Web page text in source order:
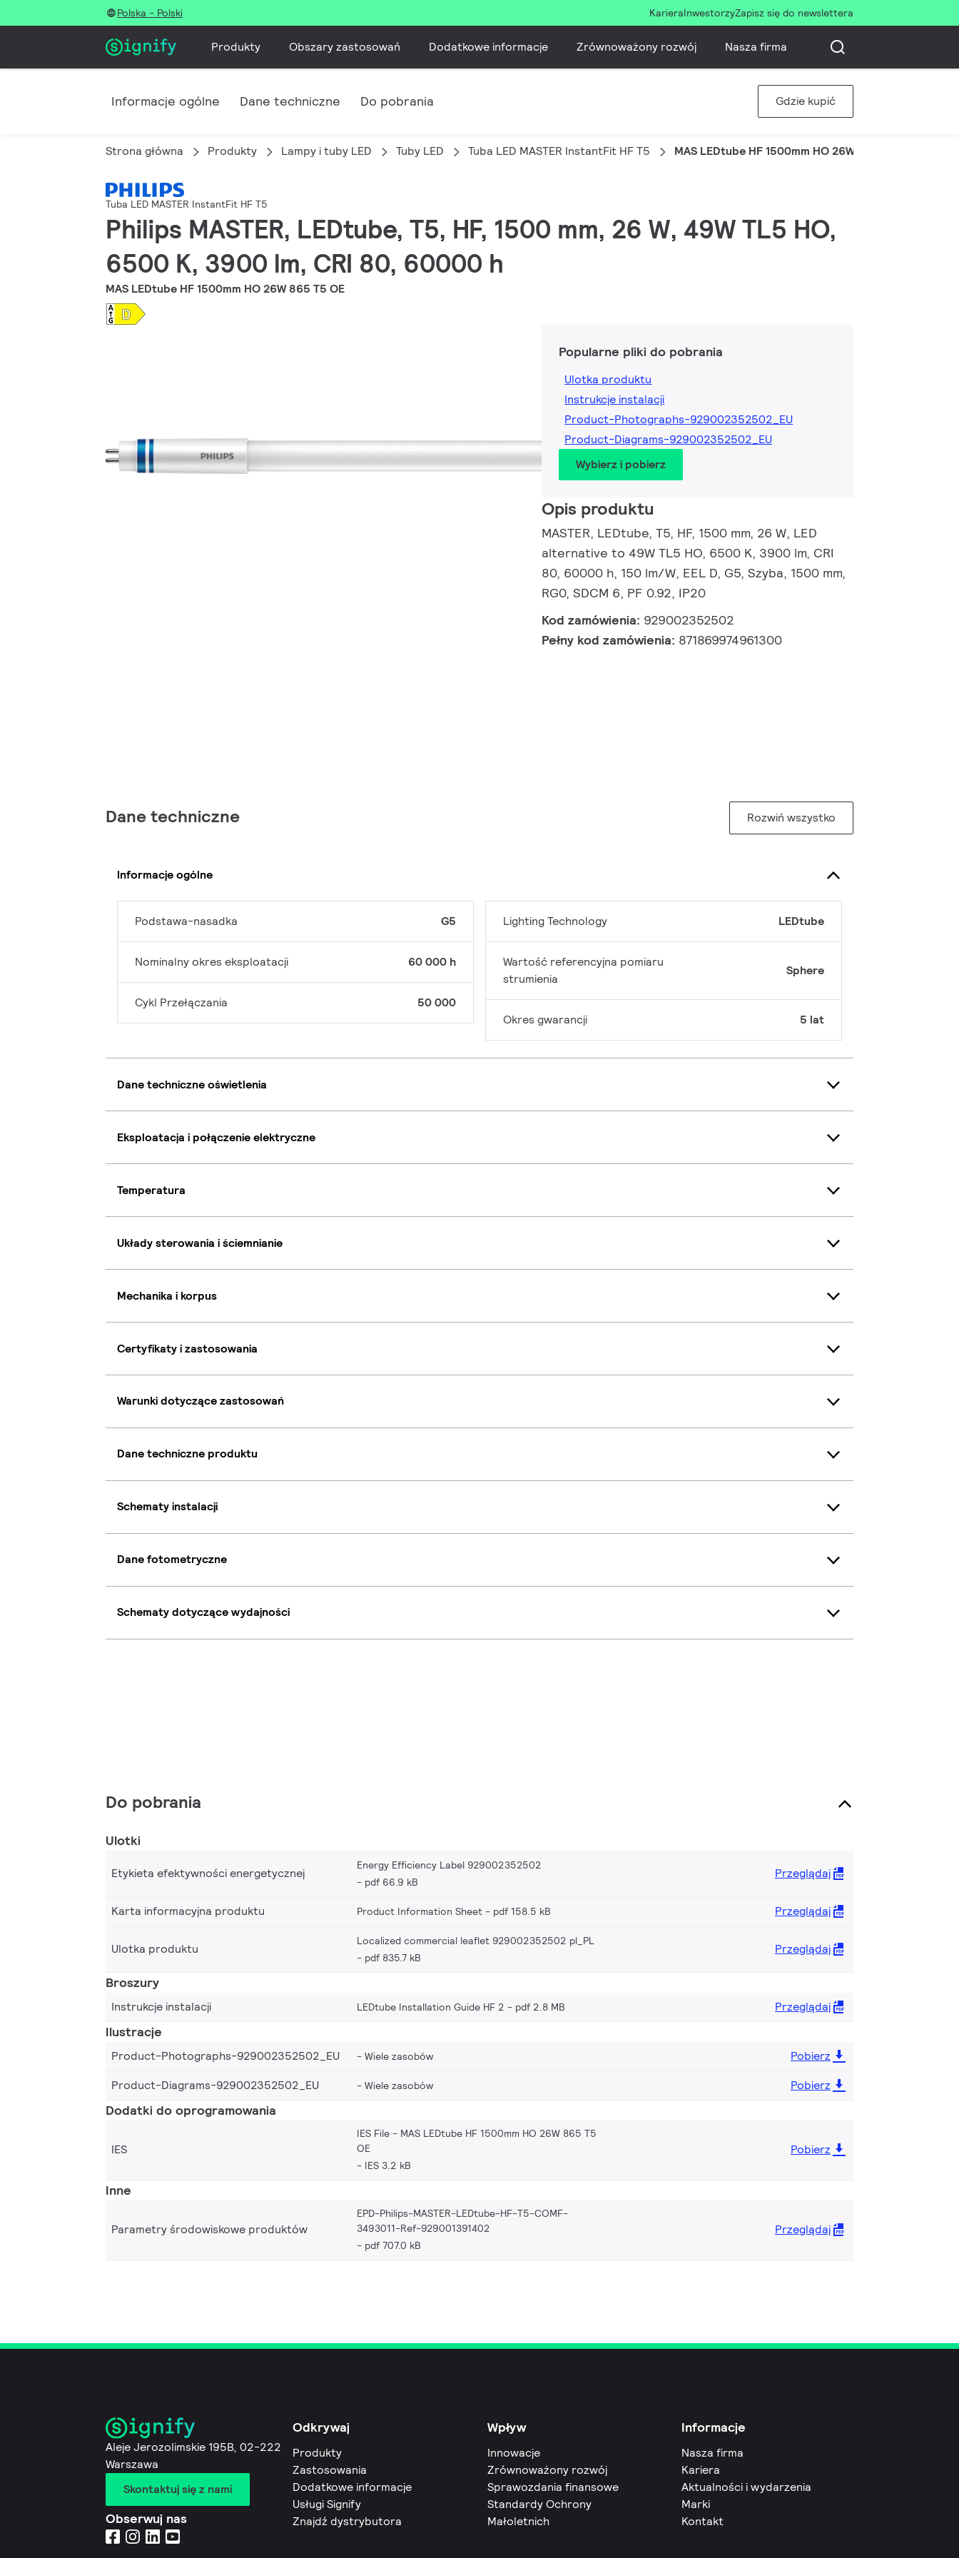
Polska - Polski KarieraInwestorzyZapisz się do newslettera
Produkty Obszary zastosowań Dodatkowe informacje Zrównoważony rozwój Nasza firma
Informacje ogólne Dane techniczne Do pobrania Gdzie kupić
Strona główna Produkty Lampy i tuby LED Tuby LED Tuba LED MASTER InstantFit HF T5 MAS LEDtube HF 1500mm HO 26W 865 T5 OE
Tuba LED MASTER InstantFit HF T5
Philips MASTER, LEDtube, T5, HF, 1500 mm, 26 W, 49W TL5 HO,
6500 K, 3900 lm, CRI 80, 60000 h
MAS LEDtube HF 1500mm HO 26W 865 T5 OE
Popularne pliki do pobrania
Ulotka produktu
Instrukcje instalacji
Product-Photographs-929002352502_EU
Product-Diagrams-929002352502_EU
Wybierz i pobierz
Opis produktu
MASTER, LEDtube, T5, HF, 1500 mm, 26 W, LED
alternative to 49W TL5 HO, 6500 K, 3900 lm, CRI
80, 60000 h, 150 lm/W, EEL D, G5, Szyba, 1500 mm,
RG0, SDCM 6, PF 0.92, IP20
Kod zamówienia: 929002352502
Pełny kod zamówienia: 871869974961300
Dane techniczne Rozwiń wszystko
Informacje ogólne
Podstawa-nasadka G5
Nominalny okres eksploatacji 60 000 h
Cykl Przełączania 50 000
Lighting Technology LEDtube
Wartość referencyjna pomiaru
strumienia
Sphere
Okres gwarancji 5 lat
Dane techniczne oświetlenia
Eksploatacja i połączenie elektryczne
Temperatura
Układy sterowania i ściemnianie
Mechanika i korpus
Certyfikaty i zastosowania
Warunki dotyczące zastosowań
Dane techniczne produktu
Schematy instalacji
Dane fotometryczne
Schematy dotyczące wydajności
Do pobrania
Ulotki
Etykieta efektywności energetycznej
Energy Efficiency Label 929002352502
pdf 66.9 kB
Przeglądaj
Karta informacyjna produktu Product Information Sheet pdf 158.5 kB Przeglądaj
Ulotka produktu
Localized commercial leaflet 929002352502 pl_PL
pdf 835.7 kB
Przeglądaj
Broszury
Instrukcje instalacji LEDtube Installation Guide HF 2 pdf 2.8 MB Przeglądaj
Ilustracje
Product-Photographs-929002352502_EU Wiele zasobów
Pobierz
Product-Diagrams-929002352502_EU
Wiele zasobów Pobierz
Dodatki do oprogramowania
IES
IES File - MAS LEDtube HF 1500mm HO 26W 865 T5
OE
IES 3.2 kB
Pobierz
Inne
Parametry środowiskowe produktów
EPD-Philips-MASTER-LEDtube-HF-T5-COMF-
3493011-Ref-929001391402
pdf 707.0 kB
Przeglądaj
Aleje Jerozolimskie 195B, 02-222
Warszawa
Skontaktuj się z nami
Obserwuj nas
Odkrywaj
Produkty
Zastosowania
Dodatkowe informacje
Usługi Signify
Znajdź dystrybutora
Wpływ
Innowacje
Zrównoważony rozwój
Sprawozdania finansowe
Standardy Ochrony
Małoletnich
Informacje
Nasza firma
Kariera
Aktualności i wydarzenia
Marki
Kontakt